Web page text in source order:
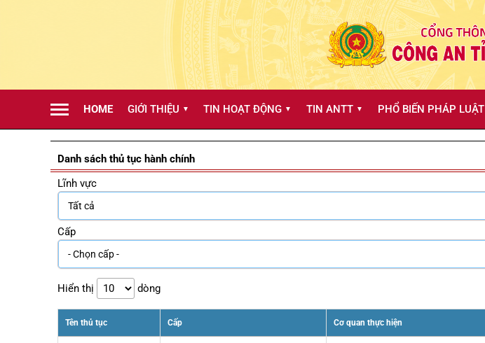
HOME GIỚI THIỆU ▼ TIN HOẠT ĐỘNG ▼ TIN ANTT ▼ PHỔ BIẾN PHÁP LUẬT
Danh sách thủ tục hành chính
Lĩnh vực
Cấp
Hiển thị dòng
Tên thủ tục Cấp Cơ quan thực hiện